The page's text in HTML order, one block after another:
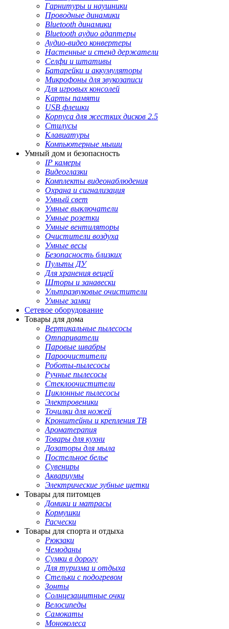
Гарнитуры и наушники
Проводные динамики
Bluetooth динамики
Bluetooth аудио адаптеры
Аудио-видео конвертеры
Настенные и стенд держатели
Селфи и штативы
Батарейки и аккумуляторы
Микрофоны для звукозаписи
Для игровых консолей
Карты памяти
USB флешки
Корпуса для жестких дисков 2.5
Стилусы
Клавиатуры
Компьютерные мыши
Умный дом и безопасность
IP камеры
Видеоглазки
Комплекты видеонаблюдения
Охрана и сигнализация
Умный свет
Умные выключатели
Умные розетки
Умные вентиляторы
Очистители воздуха
Умные весы
Безопасность близких
Пульты ДУ
Для хранения вещей
Шторы и занавески
Ультразвуковые очистители
Умные замки
Сетевое оборудование
Товары для дома
Вертикальные пылесосы
Отпариватели
Паровые швабры
Пароочистители
Роботы-пылесосы
Ручные пылесосы
Стеклоочистители
Циклонные пылесосы
Электровеники
Точилки для ножей
Кронштейны и крепления ТВ
Ароматерапия
Товары для кухни
Дозаторы для мыла
Постельное белье
Сувениры
Аквариумы
Электрические зубные щетки
Товары для питомцев
Домики и матрасы
Кормушки
Расчески
Товары для спорта и отдыха
Рюкзаки
Чемоданы
Сумки в дорогу
Для туризма и отдыха
Стельки с подогревом
Зонты
Солнцезащитные очки
Велосипеды
Самокаты
Моноколеса